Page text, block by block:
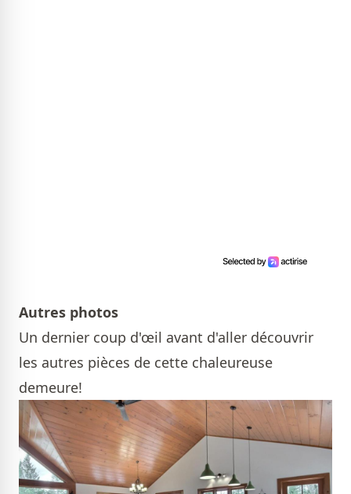
Autres photos
Un dernier coup d'œil avant d'aller découvrir
les autres pièces de cette chaleureuse
demeure!